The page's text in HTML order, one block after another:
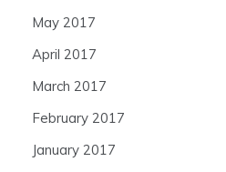
May 2017
April 2017
March 2017
February 2017
January 2017